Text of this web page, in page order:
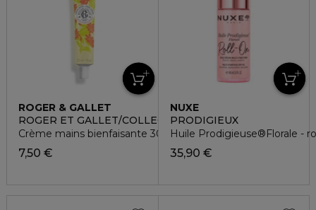
ROGER & GALLET
ROGER ET GALLET/COLLECTIONS HISTORIQUES
Crème mains bienfaisante 30ml - fleur d'osmanthus
7,50 €
NUXE
PRODIGIEUX
Huile Prodigieuse®Florale -
35,90 €